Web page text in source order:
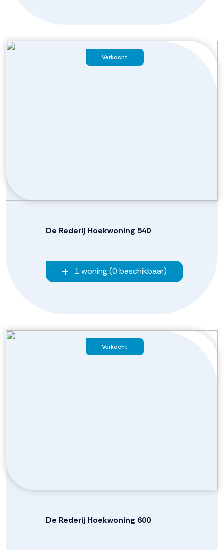
Verkocht
De Rederij Hoekwoning 540
1 woning (0 beschikbaar)
Verkocht
De Rederij Hoekwoning 600